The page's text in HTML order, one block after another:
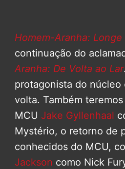
Homem-Aranha: Longe
continuação do
Aranha: De Volta ao Lar
protagonista do núcleo
volta. Também
MCU Jake Gyllenhaal
Mystério, o retorno de
conhecidos do MCU,
Jackson como Nick